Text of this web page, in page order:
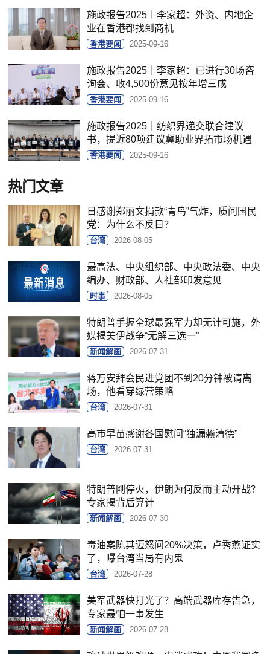
施政报告2025︱李家超：外资、内地企
业在香港都找到商机
香港要闻 2025-09-16
施政报告2025｜李家超：已进行30场咨
询会、收4,500份意见按年增三成
香港要闻 2025-09-16
施政报告2025｜纺织界递交联合建议
书，提近80项建议冀助业界拓市场机遇
香港要闻 2025-09-16
热门文章
日感谢郑丽文捐款“青鸟”气炸，质问国民
党：为什么不反日？
台湾 2026-08-05
最高法、中央组织部、中央政法委、中央
编办、财政部、人社部印发意见
时事 2026-08-05
特朗普手握全球最强军力却无计可施，外
媒揭美伊战争“无解三选一”
新闻解画 2026-07-31
蒋万安拜会民进党团不到20分钟被请离
场，他看穿绿营策略
台湾 2026-07-31
高市早苗感谢各国慰问“独漏赖清德”
台湾 2026-07-31
特朗普刚停火，伊朗为何反而主动开战？
专家揭背后算计
新闻解画 2026-07-30
毒油案陈其迈怒问20%决策，卢秀燕证实
了，曝台湾当局有内鬼
台湾 2026-07-28
美军武器快打光了？高端武器库存告急，
专家最怕一事发生
新闻解画 2026-07-28